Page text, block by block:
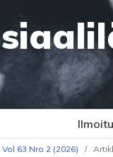
Vol 63 Nro 2 (2026) /